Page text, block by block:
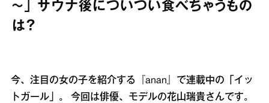
～」 サウナ後についつい食べちゃうもの
は？
今、注目の女の子を紹介する『anan』で連載中の「イッ
トガール」。 今回は俳優、モデルの花山瑞貴さんです。